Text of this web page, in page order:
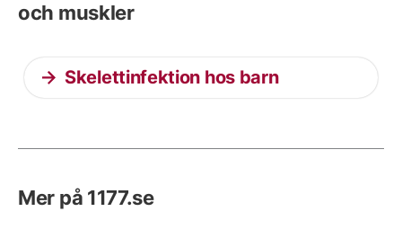
och muskler
Skelettinfektion hos barn
Mer på 1177.se